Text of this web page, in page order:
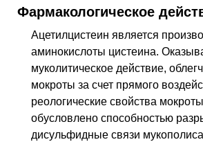
Фармакологическое
Ацетилцистеин является
аминокислоты цистеина.
муколитическое действие,
мокроты за счет прямого
реологические свойства
обусловлено способностью
дисульфидные связи